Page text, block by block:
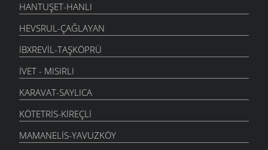
HANTUŞET-HANLI
HEVSRUL-ÇAĞLAYAN
İBXREVIL-TAŞKÖPRÜ
İVET - MISIRLI
KARAVAT-SAYLICA
KÖTETRIS-KIREÇLI
MAMANELIS-YAVUZKÖY